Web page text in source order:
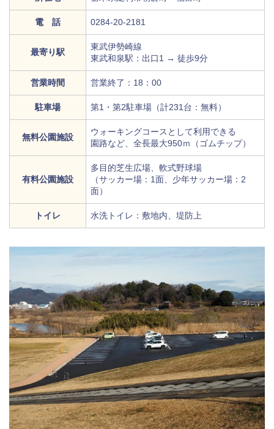
電 話 0284-20-2181
最寄り駅
東武伊勢崎線
東武和泉駅：出口1 → 徒歩9分
営業時間 営業終了：18：00
駐車場 第1・第2駐車場（計231台：無料）
無料公園施設
ウォーキングコースとして利用できる
園路など、全長最大950ｍ（ゴムチップ）
有料公園施設
多目的芝生広場、軟式野球場
（サッカー場：1面、少年サッカー場：2
面）
トイレ 水洗トイレ：敷地内、堤防上